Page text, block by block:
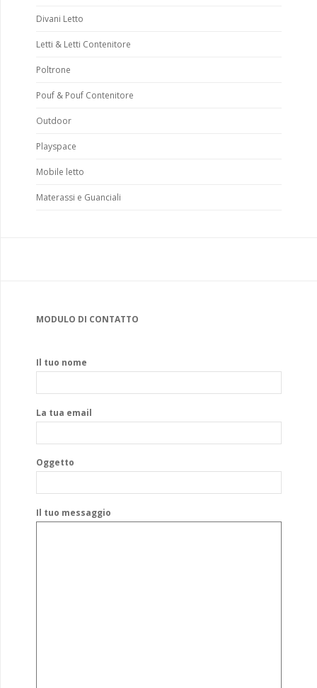
Divani Letto
Letti & Letti Contenitore
Poltrone
Pouf & Pouf Contenitore
Outdoor
Playspace
Mobile letto
Materassi e Guanciali
MODULO DI CONTATTO
Il tuo nome
La tua email
Oggetto
Il tuo messaggio